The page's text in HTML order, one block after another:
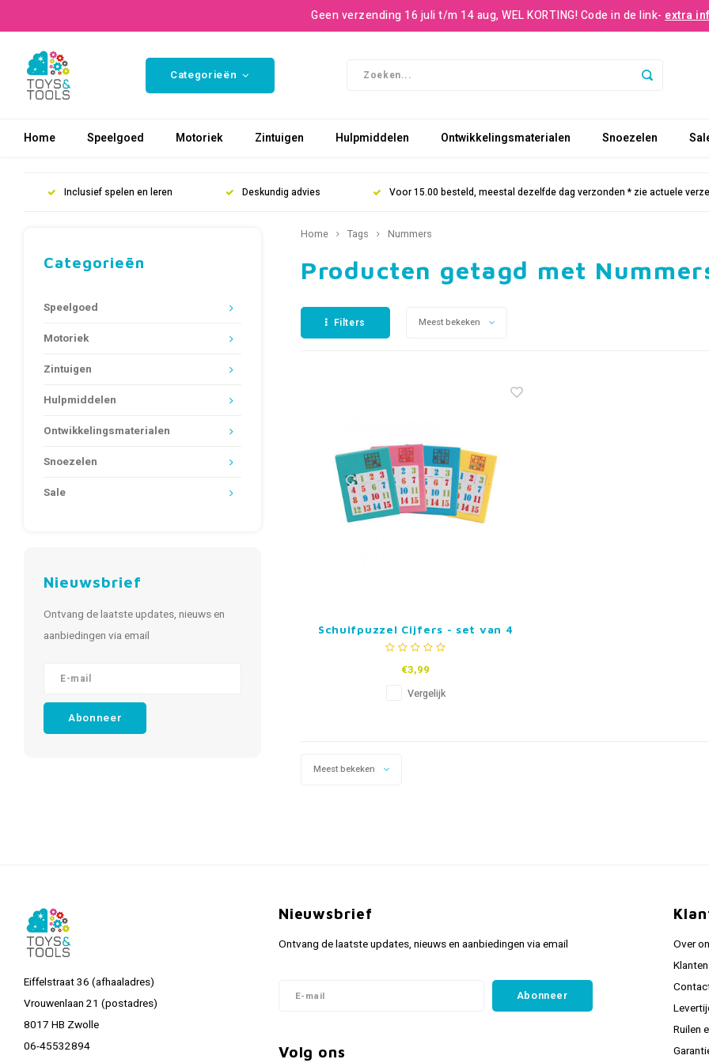
Geen verzending 16 juli t/m 14 aug, WEL KORTING! Code in de link- extra
Categorieën
Home Speelgoed Motoriek Zintuigen Hulpmiddelen Ontwikkelingsmaterialen Snoezelen
Inclusief spelen en leren Deskundig advies Voor 15.00 besteld, meestal dezelfde dag verzonden * zie actuele
Categorieën
Speelgoed
Motoriek
Zintuigen
Hulpmiddelen
Ontwikkelingsmaterialen
Snoezelen
Sale
Nieuwsbrief
Ontvang de laatste updates, nieuws en
aanbiedingen via email
Abonneer
Home Tags Nummers
Producten getagd met
Filters Meest bekeken
Schuifpuzzel Cijfers - set van 4
€3,99
Vergelijk
Meest bekeken
Eiffelstraat 36 (afhaaladres)
Vrouwenlaan 21 (postadres)
8017 HB Zwolle
06-45532894
Nieuwsbrief
Ontvang de laatste updates, nieuws en aanbiedingen via email
Abonneer
Volg ons
Over
Ruilen